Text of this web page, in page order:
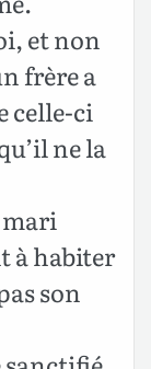
et non
frère a
celle-ci
ne la
mari
à habiter
son